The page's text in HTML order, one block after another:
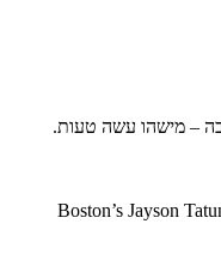
Boston’s Jayson